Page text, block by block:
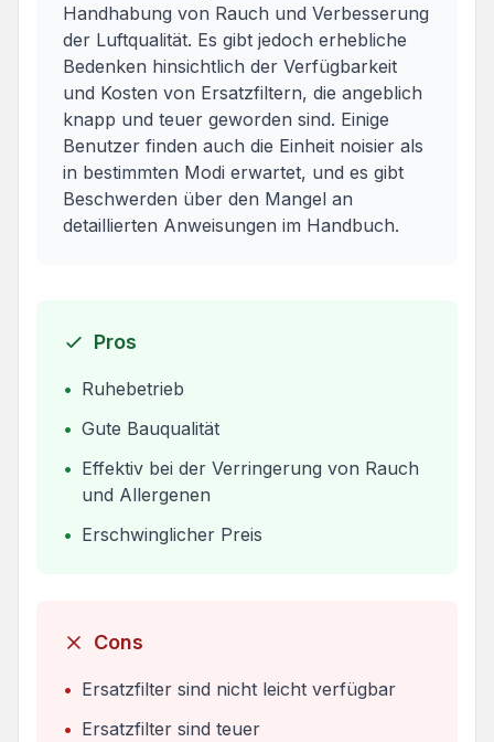
Handhabung von Rauch und Verbesserung
der Luftqualität. Es gibt jedoch erhebliche
Bedenken hinsichtlich der Verfügbarkeit
und Kosten von Ersatzfiltern, die angeblich
knapp und teuer geworden sind. Einige
Benutzer finden auch die Einheit noisier als
in bestimmten Modi erwartet, und es gibt
Beschwerden über den Mangel an
detaillierten Anweisungen im Handbuch.
Pros
• Ruhebetrieb
• Gute Bauqualität
• Effektiv bei der Verringerung von Rauch
und Allergenen
• Erschwinglicher Preis
Cons
• Ersatzfilter sind nicht leicht verfügbar
• Ersatzfilter sind teuer